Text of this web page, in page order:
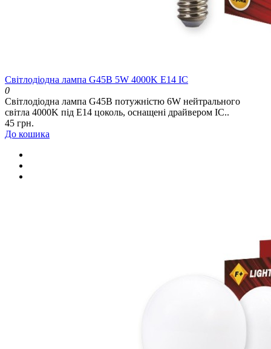
Світлодіодна лампа G45B 5W 4000K E14 IC
0
Світлодіодна лампа G45B потужністю 6W нейтрального
світла 4000K під E14 цоколь, оснащені драйвером IC..
45 грн.
До кошика